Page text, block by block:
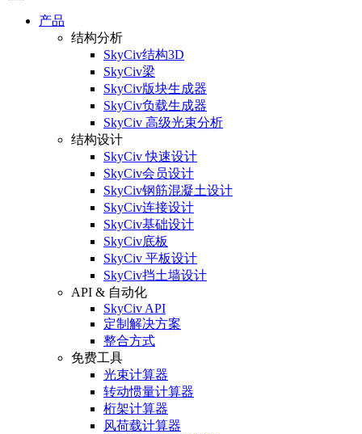
产品
结构分析
SkyCiv结构3D
SkyCiv梁
SkyCiv版块生成器
SkyCiv负载生成器
SkyCiv 高级光束分析
结构设计
SkyCiv 快速设计
SkyCiv会员设计
SkyCiv钢筋混凝土设计
SkyCiv连接设计
SkyCiv基础设计
SkyCiv底板
SkyCiv 平板设计
SkyCiv挡土墙设计
API & 自动化
SkyCiv API
定制解决方案
整合方式
免费工具
光束计算器
转动惯量计算器
桁架计算器
风荷载计算器